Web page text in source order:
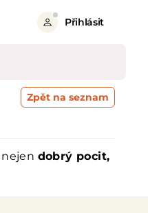
Přihlásit
Zpět na seznam
dobrý pocit,